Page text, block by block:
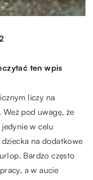
ten wpis
liczy na
pod uwagę, że
w celu
na dodatkowe
Bardzo często
a w aucie